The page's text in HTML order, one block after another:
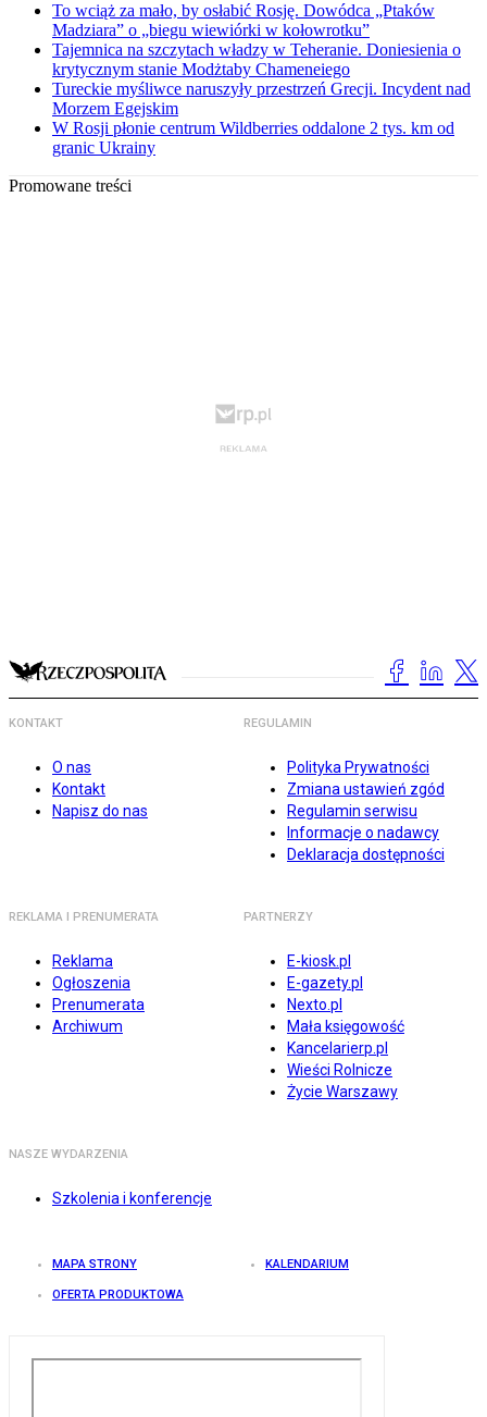
To wciąż za mało, by osłabić Rosję. Dowódca „Ptaków
Madziara” o „biegu wiewiórki w kołowrotku”
Tajemnica na szczytach władzy w Teheranie. Doniesienia o
krytycznym stanie Modżtaby Chameneiego
Tureckie myśliwce naruszyły przestrzeń Grecji. Incydent nad
Morzem Egejskim
W Rosji płonie centrum Wildberries oddalone 2 tys. km od
granic Ukrainy
Promowane treści
KONTAKT
O nas
Kontakt
Napisz do nas
REGULAMIN
Polityka Prywatności
Zmiana ustawień zgód
Regulamin serwisu
Informacje o nadawcy
Deklaracja dostępności
REKLAMA I PRENUMERATA
Reklama
Ogłoszenia
Prenumerata
Archiwum
PARTNERZY
E-kiosk.pl
E-gazety.pl
Nexto.pl
Mała księgowość
Kancelarierp.pl
Wieści Rolnicze
Życie Warszawy
NASZE WYDARZENIA
Szkolenia i konferencje
MAPA STRONY KALENDARIUM
OFERTA PRODUKTOWA